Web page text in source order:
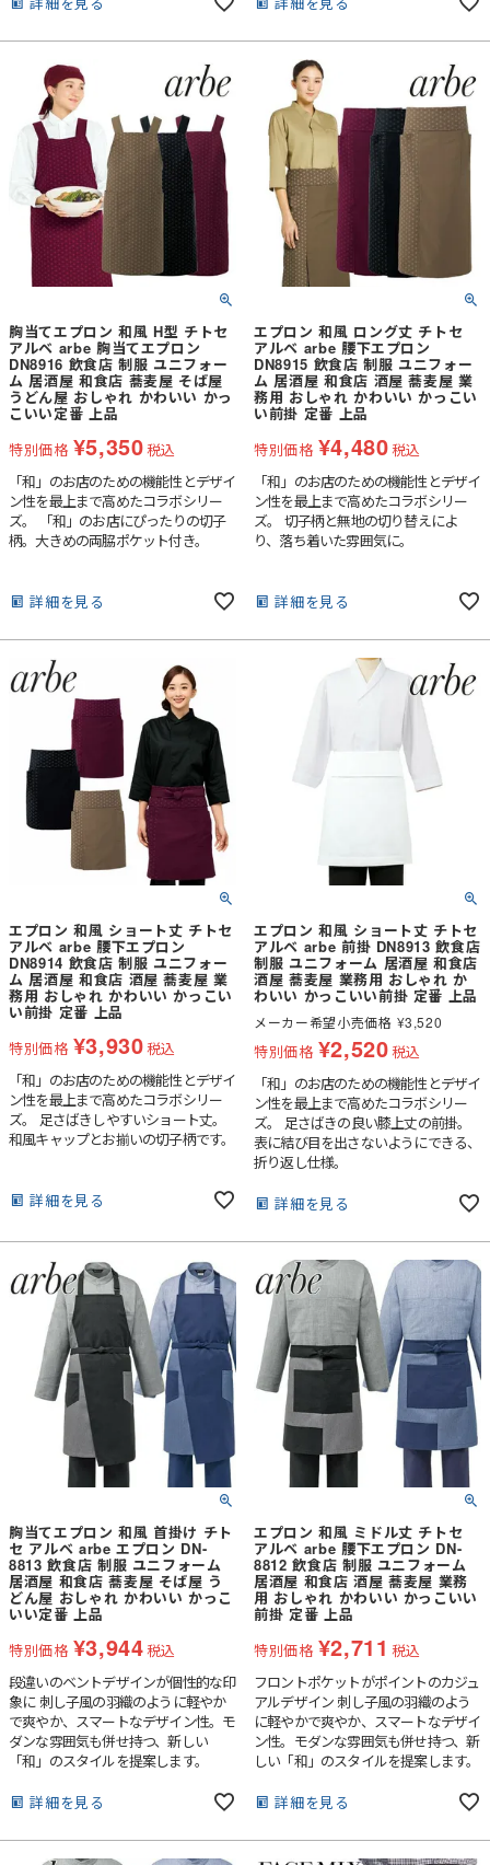
胸当てエプロン 和風 H型 チトセ
アルベ arbe 胸当てエプロン
DN8916 飲食店 制服 ユニフォー
ム 居酒屋 和食店 蕎麦屋 そば屋
うどん屋 おしゃれ かわいい かっ
こいい定番 上品
特別価格 ¥5,350税込
「和」のお店のための機能性とデザイ
ン性を最上まで高めたコラボシリー
ズ。 「和」のお店にぴったりの切子
柄。大きめの両脇ポケット付き。
詳細を見る
エプロン 和風 ロング丈 チトセ
アルベ arbe 腰下エプロン
DN8915 飲食店 制服 ユニフォー
ム 居酒屋 和食店 酒屋 蕎麦屋 業
務用 おしゃれ かわいい かっこい
い前掛 定番 上品
特別価格 ¥4,480税込
「和」のお店のための機能性とデザイ
ン性を最上まで高めたコラボシリー
ズ。 切子柄と無地の切り替えによ
り、落ち着いた雰囲気に。
詳細を見る
エプロン 和風 ショート丈 チトセ
アルベ arbe 腰下エプロン
DN8914 飲食店 制服 ユニフォー
ム 居酒屋 和食店 酒屋 蕎麦屋 業
務用 おしゃれ かわいい かっこい
い前掛 定番 上品
特別価格 ¥3,930税込
「和」のお店のための機能性とデザイ
ン性を最上まで高めたコラボシリー
ズ。 足さばきしやすいショート丈。
和風キャップとお揃いの切子柄です。
詳細を見る
エプロン 和風 ショート丈 チトセ
アルベ arbe 前掛 DN8913 飲食店
制服 ユニフォーム 居酒屋 和食店
酒屋 蕎麦屋 業務用 おしゃれ か
わいい かっこいい前掛 定番 上品
メーカー希望小売価格 ¥3,520
特別価格 ¥2,520税込
「和」のお店のための機能性とデザイ
ン性を最上まで高めたコラボシリー
ズ。 足さばきの良い膝上丈の前掛。
表に結び目を出さないようにできる、
折り返し仕様。
詳細を見る
胸当てエプロン 和風 首掛け チト
セ アルベ arbe エプロン DN-
8813 飲食店 制服 ユニフォーム
居酒屋 和食店 蕎麦屋 そば屋 う
どん屋 おしゃれ かわいい かっこ
いい定番 上品
特別価格 ¥3,944税込
段違いのベントデザインが個性的な印
象に 刺し子風の羽織のように軽やか
で爽やか、スマートなデザイン性。モ
ダンな雰囲気も併せ持つ、新しい
「和」のスタイルを提案します。
詳細を見る
エプロン 和風 ミドル丈 チトセ
アルベ arbe 腰下エプロン DN-
8812 飲食店 制服 ユニフォーム
居酒屋 和食店 酒屋 蕎麦屋 業務
用 おしゃれ かわいい かっこいい
前掛 定番 上品
特別価格 ¥2,711 税込
フロントポケットがポイントのカジュ
アルデザイン 刺し子風の羽織のよう
に軽やかで爽やか、スマートなデザイ
ン性。モダンな雰囲気も併せ持つ、新
しい「和」のスタイルを提案します。
詳細を見る